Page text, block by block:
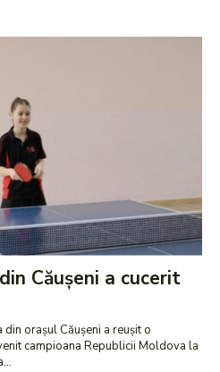
Căușeni a cucerit
orașul Căușeni a reușit o
campioana Republicii Moldova la